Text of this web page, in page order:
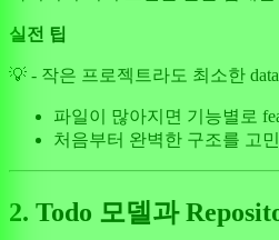
실전 팁
💡 - 작은 프로젝트라도 최소한
파일이 많아지면 기능별로
처음부터 완벽한 구조를 고
2. Todo 모델과